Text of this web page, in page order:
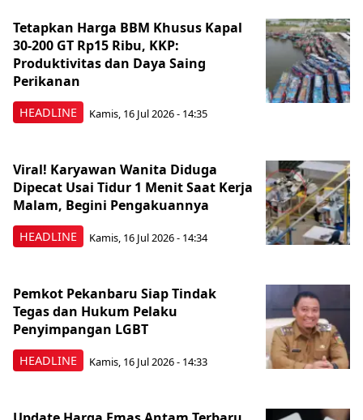
HEADLINE
Tetapkan Harga BBM Khusus Kapal
30-200 GT Rp15 Ribu, KKP:
Produktivitas dan Daya Saing
Perikanan
Kamis, 16 Jul 2026 - 14:35
HEADLINE
Viral! Karyawan Wanita Diduga
Dipecat Usai Tidur 1 Menit Saat Kerja
Malam, Begini Pengakuannya
Kamis, 16 Jul 2026 - 14:34
HEADLINE
Pemkot Pekanbaru Siap Tindak
Tegas dan Hukum Pelaku
Penyimpangan LGBT
Kamis, 16 Jul 2026 - 14:33